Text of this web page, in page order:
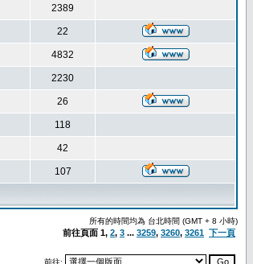
2389
22
4832
2230
26
118
42
107
所有的時間均為 台北時間 (GMT + 8 小時)
前往頁面 1, 2, 3 ... 3259, 3260, 3261 下一頁
前往: